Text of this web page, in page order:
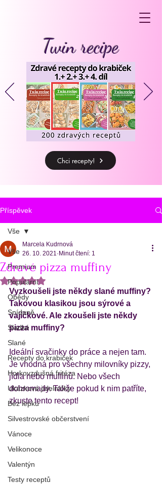
Twin recipe
Chci recepty!
Příspěvek
Vše
Premium
Populární
Obědy
Snídaně
Sladké
Slané
Recepty do krabiček
Horkovzdušná fritéza
Ukázkové jídelníčky
Bez lepku
Silvestrovské občerstvení
Vánoce
Velikonoce
Valentýn
Testy receptů
Vše
Zdravé pizza muffiny
Marcela Kudrnová
26. 10. 2021 Minut čtení: 1
Hodnoceno NaN z 5 hvězdiček.
Vyzkoušeli jste někdy slané muffiny?
Takovou klasikou jsou sýrové a
vajíčkové. Ale zkoušeli jste někdy
pizza muffiny?
Ideální svačinky do práce a nejen tam.
Je vhodná pro všechny milovníky pizzy,
jídla nebo muffinů. Nebo všech
dohromady. Takže pokud k nim patříte,
zkuste tento recept!